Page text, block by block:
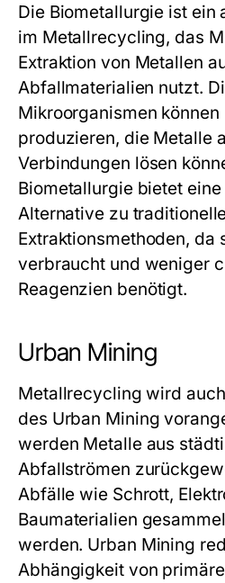
Die Biometallurgie ist ein
im Metallrecycling, das
Extraktion von Metallen
Abfallmaterialien nutzt.
Mikroorganismen
produzieren, die Metalle
Verbindungen lösen
Biometallurgie bietet
Alternative zu
Extraktionsmethoden, da
verbraucht und weniger
Reagenzien benötigt.
Urban Mining
Metallrecycling wird
des Urban Mining
werden Metalle aus
Abfallströmen
Abfälle wie Schrott,
Baumaterialien
werden. Urban Mining
Abhängigkeit von